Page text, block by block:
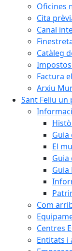
Oficines
Cita
Canal
Catàleg
Factura
Arxiu
Sant Feliu un
Guia
El
Guia
Guia
Com
Centres
Entitats i